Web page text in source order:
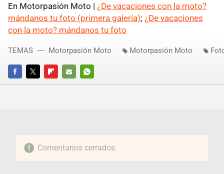
En Motorpasión Moto | ¿De vacaciones con la moto?
mándanos tu foto (primera galería); ¿De vacaciones
con la moto? mándanos tu foto
FACEBOOKTWITTERFLIPBOARD
E-
WHATSAPP
TEMAS Motorpasión Moto Motorpasión Moto
Comentarios cerrados